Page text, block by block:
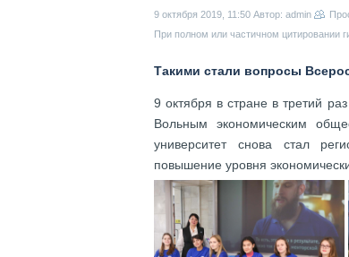
9 октября 2019, 11:50 Автор: admin
При полном или частичном цитировании
Такими стали вопросы
9 октября в стране в третий
Вольным экономическим
университет снова стал
повышение уровня